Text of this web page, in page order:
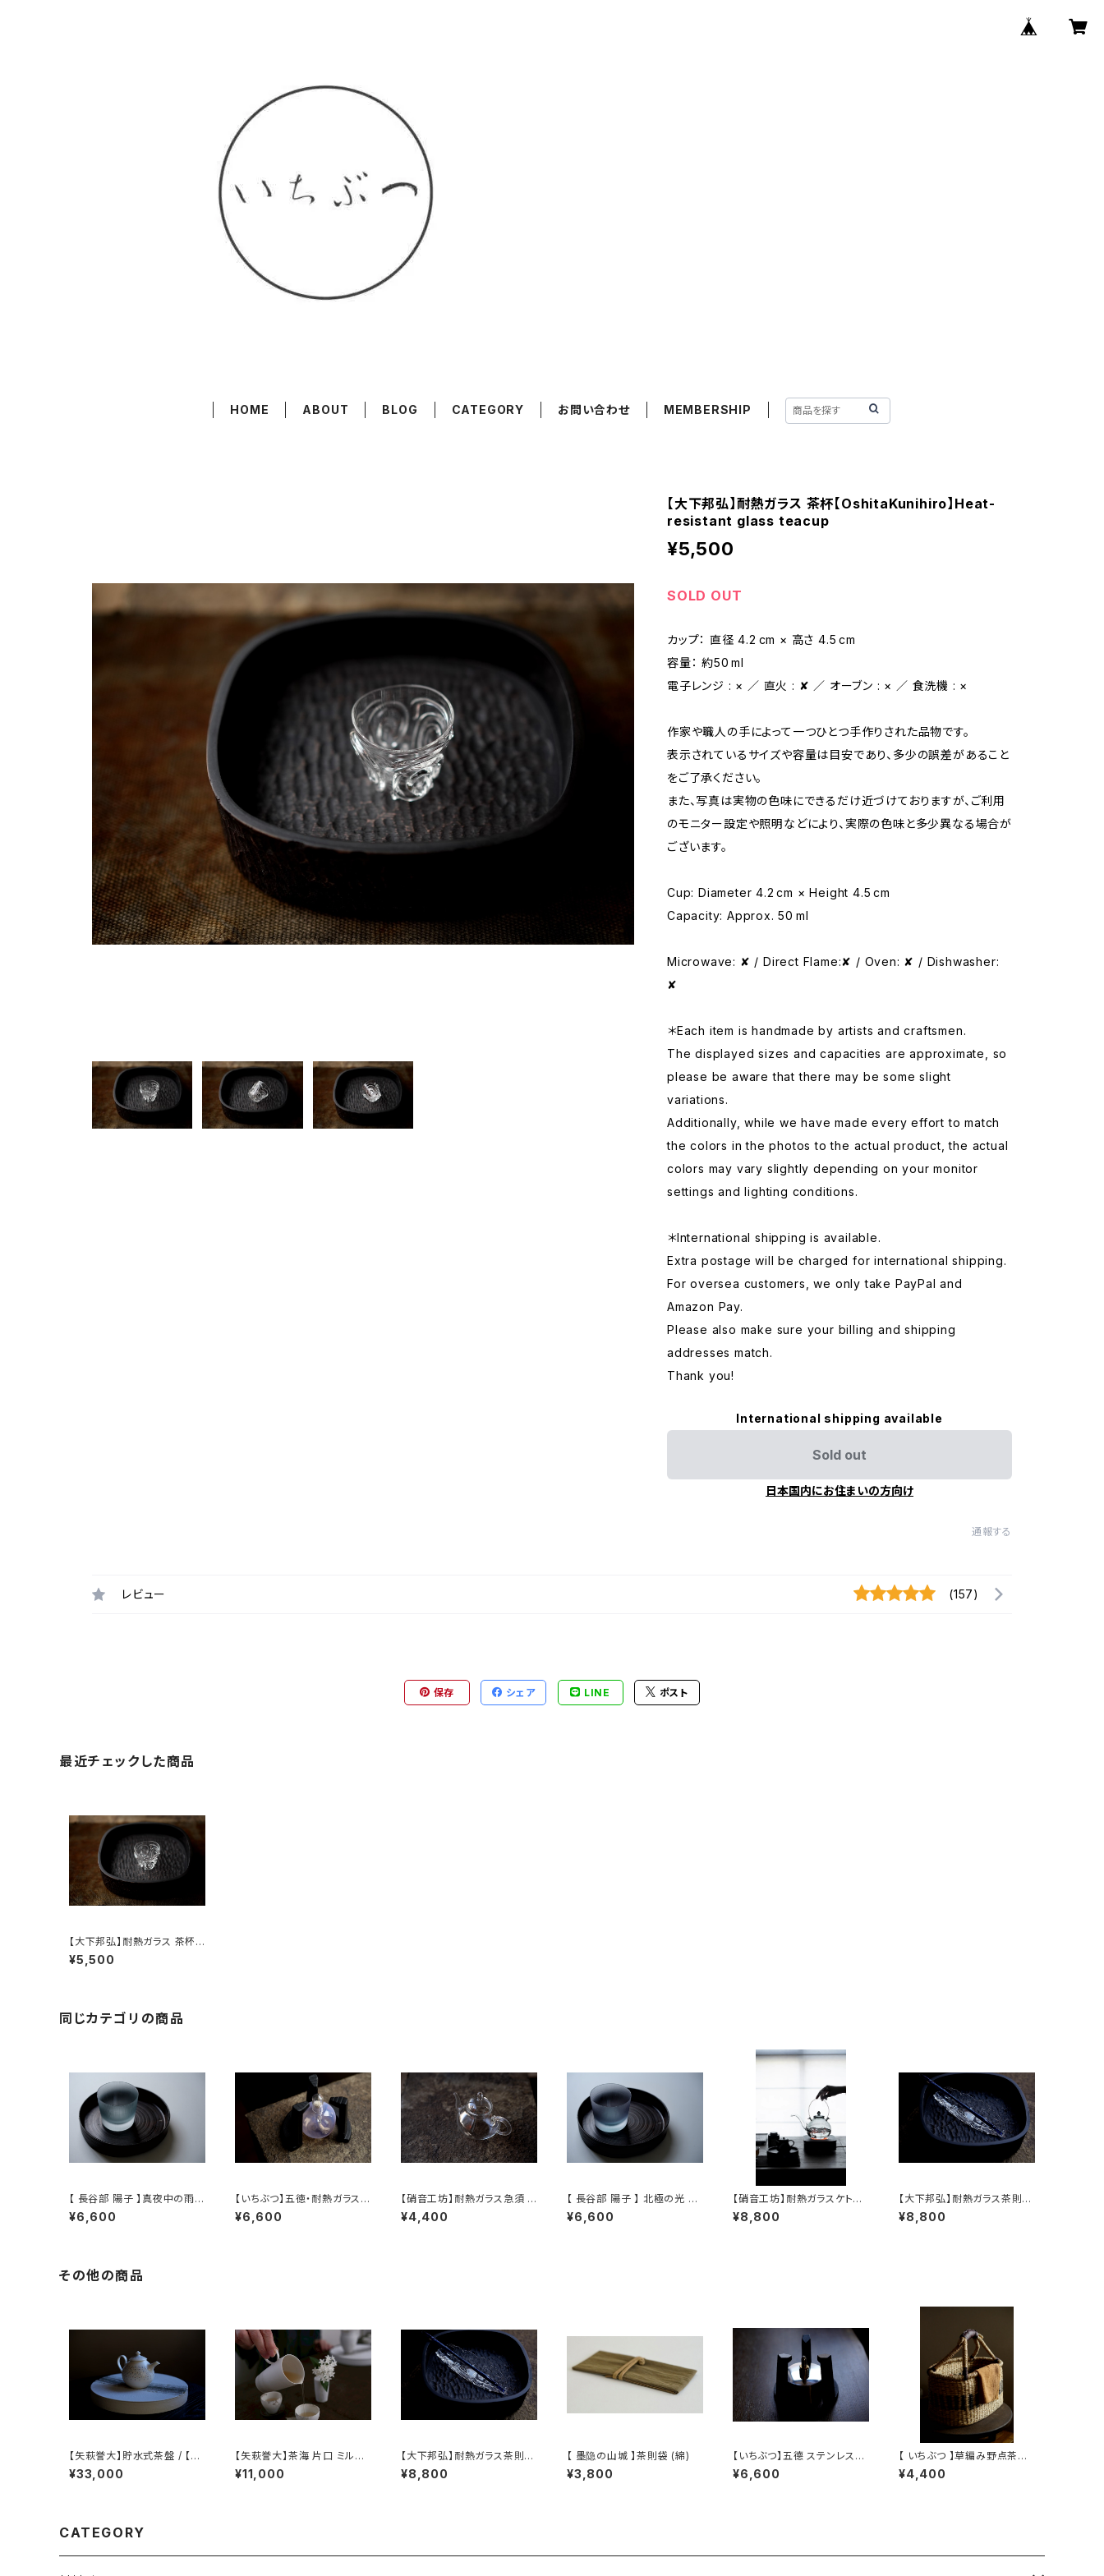
HOME ABOUT BLOG CATEGORY お問い合わせ MEMBERSHIP
【大下邦弘】耐熱ガラス 茶杯【OshitaKunihiro】Heat-
resistant glass teacup
¥5,500
SOLD OUT
カップ： 直径 4.2 cm × 高さ 4.5 cm
容量： 約50 ml
電子レンジ : × ／ 直火 : ✘ ／ オーブン : × ／ 食洗機 : ×
作家や職人の手によって一つひとつ手作りされた品物です。
表示されているサイズや容量は目安であり、多少の誤差があること
をご了承ください。
また、写真は実物の色味にできるだけ近づけておりますが、ご利用
のモニター設定や照明などにより、実際の色味と多少異なる場合が
ございます。
Cup: Diameter 4.2 cm × Height 4.5 cm
Capacity: Approx. 50 ml
Microwave: ✘ / Direct Flame:✘ / Oven: ✘ / Dishwasher:
✘
＊Each item is handmade by artists and craftsmen.
The displayed sizes and capacities are approximate, so
please be aware that there may be some slight
variations.
Additionally, while we have made every effort to match
the colors in the photos to the actual product, the actual
colors may vary slightly depending on your monitor
settings and lighting conditions.
＊International shipping is available.
Extra postage will be charged for international shipping.
For oversea customers, we only take PayPal and
Amazon Pay.
Please also make sure your billing and shipping
addresses match.
Thank you!
International shipping available
Sold out
日本国内にお住まいの方向け
通報する
レビュー (157)
保存 シェア LINE ポスト
最近チェックした商品
【大下邦弘】耐熱ガラス 茶杯
【OshitaKunihiro】Heat-re
sistant glass teacup
¥5,500
同じカテゴリの商品
【 長谷部 陽子 】真夜中の雨
ロックグラス / 【 Yoko Hase
be 】Whisky Tumbler
¥6,600
【いちぶつ】五徳・耐熱ガラスア
ルコールランプ 一式 /【 ichib
utu 】Trivet & Heat-resist
¥6,600
【硝音工坊】耐熱ガラス急須 【
Shione Studio】Borosilica
te glass teapot
¥4,400
【 長谷部 陽子 】 北極の光 ロ
ックグラス / 【 Yoko Haseb
e 】Whisky Tumbler
¥6,600
【硝音工坊】耐熱ガラスケトル
【 Shione Studio】Heat-re
sistant Glass Kettle
¥8,800
【大下邦弘】耐熱ガラス茶則
【OshitaKunihiro】Tea Sco
op
¥8,800
その他の商品
【矢萩誉大】貯水式茶盤 / 【Ta
kahiro Yahagi】Water-Res
ervoir Tea Tray
¥33,000
【矢萩誉大】茶海 片口 ミルク
ピッチャー / 【Takahiro Yah
agi】Fair cup Katakuchi M
¥11,000
【大下邦弘】耐熱ガラス茶則
【OshitaKunihiro】Tea Sco
op
¥8,800
【 墨隐の山城 】茶則袋 (綿)
¥3,800
【いちぶつ】五德 ステンレス製
アルコールランプ /【 ichibutu
】Trivet stainless steel al
¥6,600
【 いちぶつ 】草編み野点茶籠
（アルコールランプの風よけと
してもお使いいただけます）
¥4,400
CATEGORY